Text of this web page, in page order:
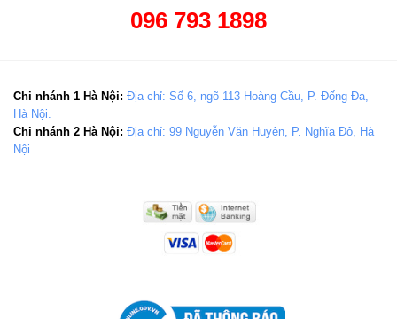
096 793 1898
Chi nhánh 1 Hà Nội: Địa chỉ: Số 6, ngõ 113 Hoàng Cầu, P. Đống Đa,
Hà Nội.
Chi nhánh 2 Hà Nội: Địa chỉ: 99 Nguyễn Văn Huyên, P. Nghĩa Đô, Hà
Nội